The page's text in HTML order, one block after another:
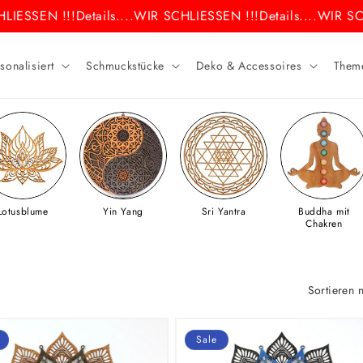
!!!Details....WIR SCHLIESSEN !!!Details....WIR
Schmuckstücke Deko & Accessoires
Yin Yang Sri Yantra
Buddha mit
Chakren
Sortieren
Sale